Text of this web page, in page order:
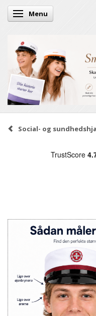
Skifte navigation
Menu
Social- og